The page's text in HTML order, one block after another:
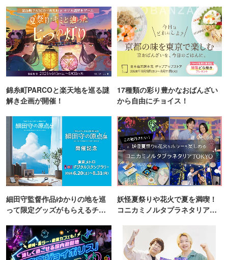
錦糸町PARCOと楽天地を巡る謎
解き企画が開催！
17種類の彩り豊かなおばんざい
から自由にチョイス！
細田守監督作品ゆかりの地を巡
って限定グッズがもらえるチャ
妖怪夏祭りや花火で夏を満喫！
コニカミノルタプラネタリア